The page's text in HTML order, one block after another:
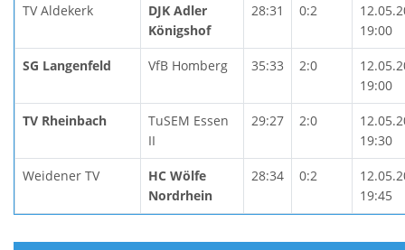
TV Aldekerk
DJK Adler
Königshof
28:31 0:2
19:00
SG Langenfeld VfB Homberg 35:33 2:0
19:00
TV Rheinbach
TuSEM Essen
II
29:27 2:0
19:30
Weidener TV
HC Wölfe
Nordrhein
28:34 0:2
19:45